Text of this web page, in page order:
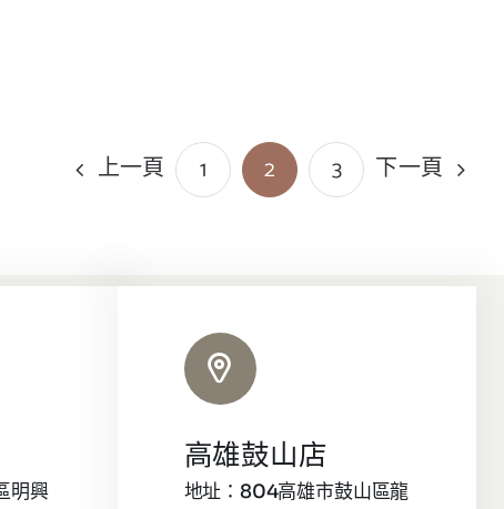
上一頁 1 2 3 下一頁
明興
高雄鼓山店
地址：804高雄市鼓山區龍